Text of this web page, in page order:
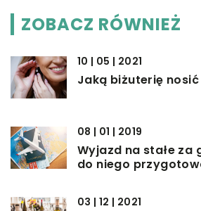
ZOBACZ RÓWNIEŻ
10 | 05 | 2021
Jaką biżuterię
08 | 01 | 2019
Wyjazd na stałe za
do niego
03 | 12 | 2021